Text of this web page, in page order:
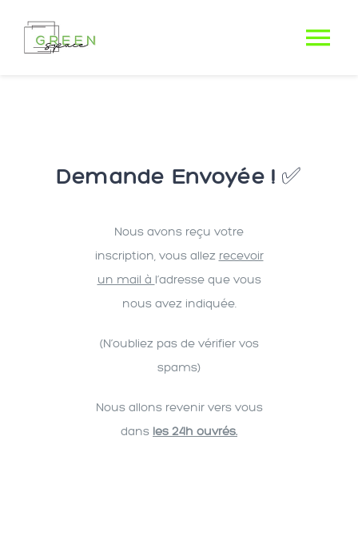
Demande Envoyée ! ✅
Nous avons reçu votre
inscription, vous allez recevoir
un mail à l’adresse que vous
nous avez indiquée.
(N’oubliez pas de vérifier vos
spams)
Nous allons revenir vers vous
dans les 24h ouvrés.